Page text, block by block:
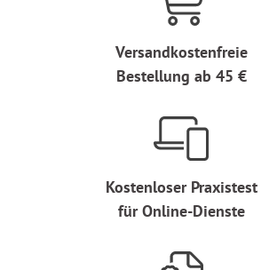
Versandkostenfreie
Bestellung ab 45 €
Kostenloser Praxistest
für Online-Dienste